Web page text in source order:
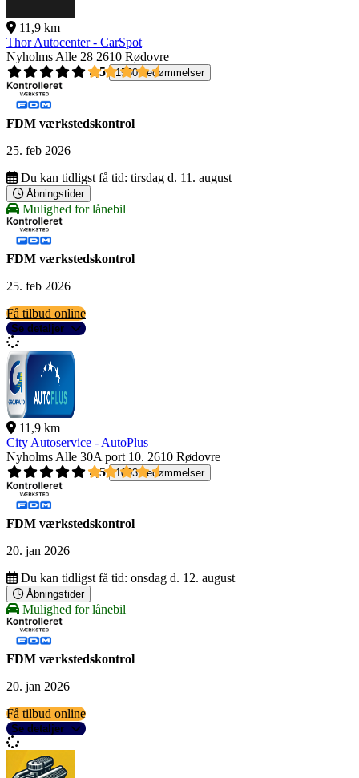
11,9 km
Thor Autocenter - CarSpot
Nyholms Alle 28 2610 Rødovre
4,5
1560 bedømmelser
FDM værkstedskontrol
25. feb 2026
Du kan tidligst få tid: tirsdag d. 11. august
Åbningstider
Mulighed for lånebil
FDM værkstedskontrol
25. feb 2026
Få tilbud online
Se detaljer
11,9 km
City Autoservice - AutoPlus
Nyholms Alle 30A port 10. 2610 Rødovre
4,5
1093 bedømmelser
FDM værkstedskontrol
20. jan 2026
Du kan tidligst få tid: onsdag d. 12. august
Åbningstider
Mulighed for lånebil
FDM værkstedskontrol
20. jan 2026
Få tilbud online
Se detaljer